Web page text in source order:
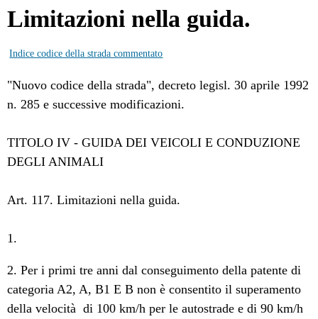
Limitazioni nella guida.
Indice codice della strada commentato
"Nuovo codice della strada", decreto legisl. 30 aprile 1992
n. 285 e successive modificazioni.
TITOLO IV - GUIDA DEI VEICOLI E CONDUZIONE
DEGLI ANIMALI
Art. 117. Limitazioni nella guida.
1.
2. Per i primi tre anni dal conseguimento della patente di
categoria A2, A, B1 E B non è consentito il superamento
della velocità di 100 km/h per le autostrade e di 90 km/h